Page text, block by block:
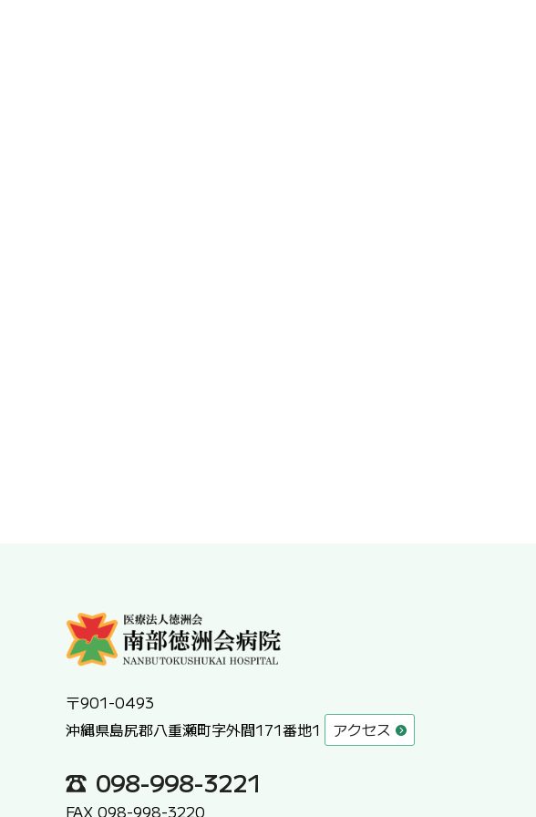
〒901-0493
沖縄県島尻郡八重瀬町字外間171番地1
アクセス
098-998-3221
FAX 098-998-3220